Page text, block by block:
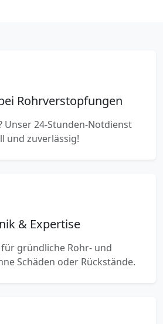
Rohrverstopfungen
Unser 24-Stunden-Notdienst
und zuverlässig!
& Expertise
gründliche Rohr- und
Schäden oder Rückstände.